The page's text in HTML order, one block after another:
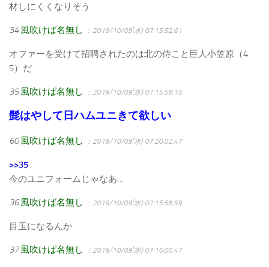
材しにくくなりそう
34 風吹けば名無し ：2019/10/09(水) 07:15:52.61
オファーを受けて招聘されたのは北の侍こと巨人小笠原（4
5）だ
35 風吹けば名無し ：2019/10/09(水) 07:15:58.15
髭はやして日ハムユニきて欲しい
60 風吹けば名無し ：2019/10/09(水) 07:20:02.47
>>35
今のユニフォームじゃなあ…
36 風吹けば名無し ：2019/10/09(水) 07:15:58.59
目玉になるんか
37 風吹けば名無し ：2019/10/09(水) 07:16:00.47